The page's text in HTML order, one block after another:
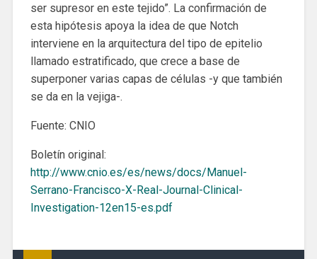
ser supresor en este tejido”. La confirmación de
esta hipótesis apoya la idea de que Notch
interviene en la arquitectura del tipo de epitelio
llamado estratificado, que crece a base de
superponer varias capas de células -y que también
se da en la vejiga-.
Fuente: CNIO
Boletín original:
http://www.cnio.es/es/news/docs/Manuel-
Serrano-Francisco-X-Real-Journal-Clinical-
Investigation-12en15-es.pdf